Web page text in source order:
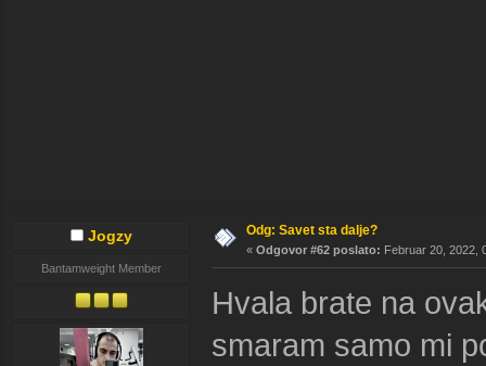
Jogzy
Bantamweight Member
Odg: Savet sta dalje?
« Odgovor #62 poslato: Februar 20, 2022,
Hvala brate na
smaram samo mi